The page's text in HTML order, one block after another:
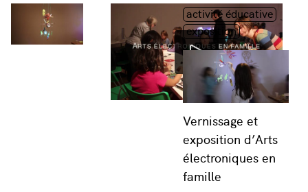
Vernissage et
exposition d’Arts
électroniques en
famille
Étiquette(s)
activité éducative
exposition